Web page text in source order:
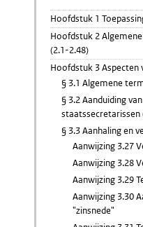
Hoofdstuk 1
Hoofdstuk 2
(2.1-2.48)
Hoofdstuk 3 Aspecten
§ 3.1 Algemene
§ 3.2 Aanduiding
staatssecretarissen
§ 3.3 Aanhaling en
Aanwijzing 3.27
Aanwijzing 3.28
Aanwijzing 3.29
Aanwijzing 3.30
"zinsnede"